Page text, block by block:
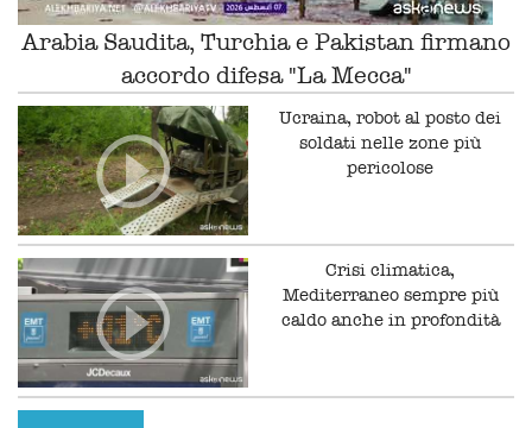
Arabia Saudita, Turchia e Pakistan firmano
accordo difesa "La Mecca"
Ucraina, robot al posto dei
soldati nelle zone più
pericolose
Crisi climatica,
Mediterraneo sempre più
caldo anche in profondità